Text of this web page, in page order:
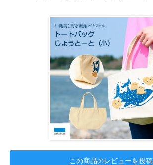
この商品のレビューを投稿